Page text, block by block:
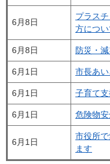
6月8日
プラス
方につい
6月8日 防災・
6月1日 市長あ
6月1日 子育て
6月1日 危険物
6月1日
市役所
ます